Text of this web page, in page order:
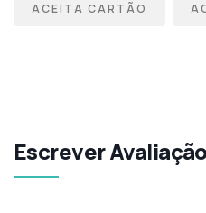
ACEITA CARTÃO
Escrever Avaliação